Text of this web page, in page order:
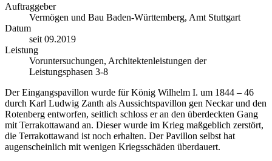
Auftraggeber
Vermögen und Bau Baden-Württemberg, Amt Stuttgart
Datum
seit 09.2019
Leistung
Voruntersuchungen, Architektenleistungen der
Leistungsphasen 3-8
Der Eingangspavillon wurde für König Wilhelm I. um 1844 – 46
durch Karl Ludwig Zanth als Aussichtspavillon gen Neckar und den
Rotenberg entworfen, seitlich schloss er an den überdeckten Gang
mit Terrakottawand an. Dieser wurde im Krieg maßgeblich zerstört,
die Terrakottawand ist noch erhalten. Der Pavillon selbst hat
augenscheinlich mit wenigen Kriegsschäden überdauert.